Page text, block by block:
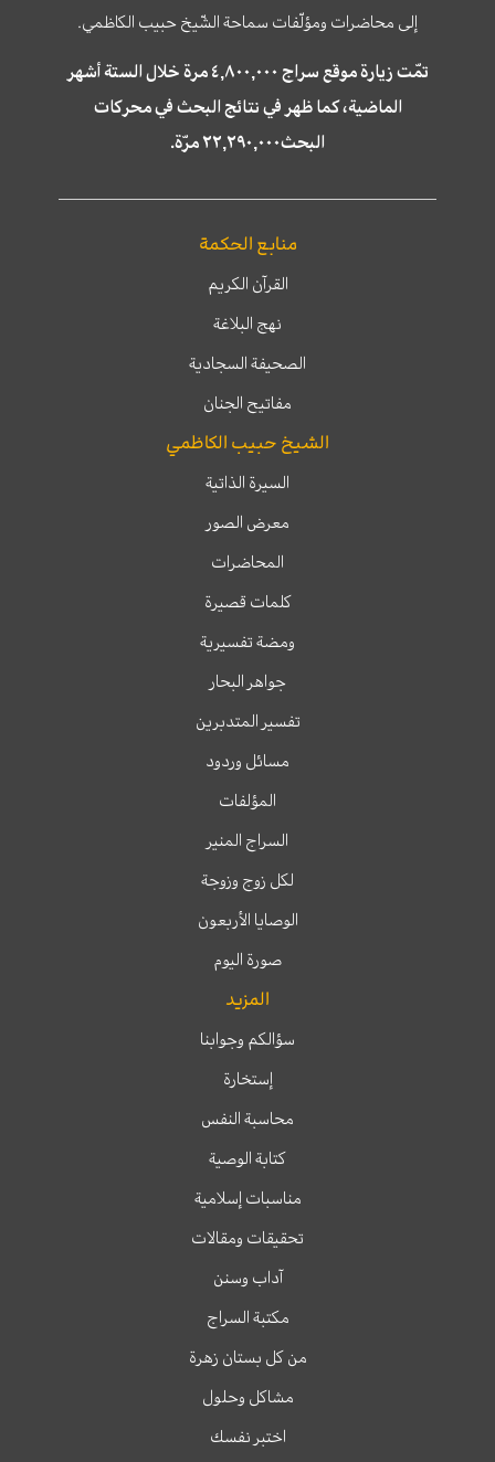
إلى محاضرات ومؤلّفات سماحة الشّيخ حبيب الكاظمي.
تمّت زيارة موقع سراج ٤,٨٠٠,٠٠٠ مرة خلال الستة أشهر
الماضية، كما ظهر في نتائج البحث في محركات
البحث٢٢,٢٩٠,٠٠٠ مرّة.
منابع الحكمة
القرآن الكريم
نهج البلاغة
الصحيفة السجادية
مفاتيح الجنان
الشيخ حبيب الكاظمي
السيرة الذاتية
معرض الصور
المحاضرات
كلمات قصيرة
ومضة تفسيرية
جواهر البحار
تفسير المتدبرين
مسائل وردود
المؤلفات
السراج المنير
لكل زوج وزوجة
الوصايا الأربعون
صورة اليوم
المزيد
سؤالكم وجوابنا
إستخارة
محاسبة النفس
كتابة الوصية
مناسبات إسلامية
تحقيقات ومقالات
آداب وسنن
مكتبة السراج
من كل بستان زهرة
مشاكل وحلول
اختبر نفسك